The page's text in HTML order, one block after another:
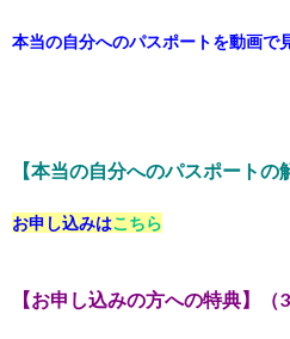
本当の自分へのパスポートを動画で
【本当の自分へのパスポートの
お申し込みはこちら
【お申し込みの方への特典】（